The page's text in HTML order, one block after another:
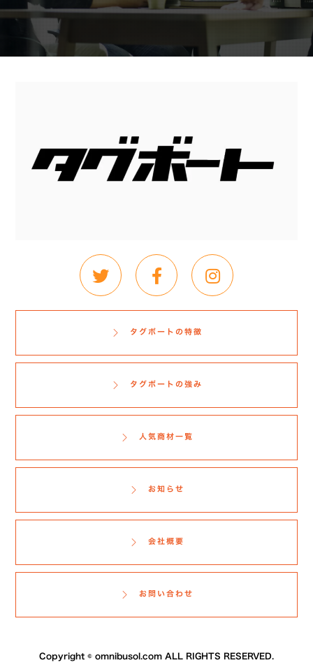
タグボートの特徴
タグボートの強み
人気商材一覧
お知らせ
会社概要
お問い合わせ
Copyright © omnibusol.com ALL RIGHTS RESERVED.